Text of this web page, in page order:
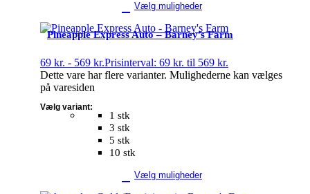
Vælg muligheder
Pineapple Express Auto – Barney’s Farm
69 kr. - 569 kr.Prisinterval: 69 kr. til 569 kr.
1 stk
3 stk
5 stk
10 stk
Vælg variant:
Vælg muligheder
Dette vare har flere varianter. Mulighederne kan vælges
på varesiden